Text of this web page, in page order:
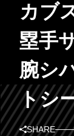
カブ
塁手
腕シ
トシ
SHARE